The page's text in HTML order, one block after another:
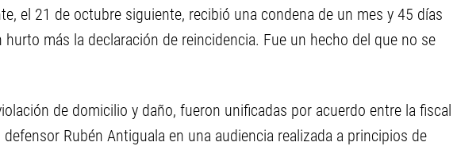
el 21 de octubre siguiente, recibió una condena de un mes y 45 días
más la declaración de reincidencia. Fue un hecho del que no se
de domicilio y daño, fueron unificadas por acuerdo entre la fiscal
Rubén Antiguala en una audiencia realizada a principios de